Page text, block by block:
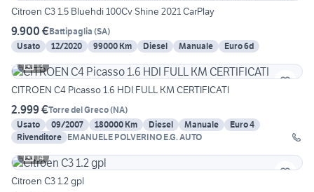
Citroen C3 1.5 Bluehdi 100Cv Shine 2021 CarPlay
9.900 €Battipaglia (SA)
Usato
12/2020 99000 Km Diesel Manuale
Euro 6d
13
CITROEN C4 Picasso 1.6 HDI FULL KM CERTIFICATI
2.999 €Torre del Greco(NA)
Usato
09/2007 180000 Km Diesel Manuale
Euro 4
Rivenditore EMANUELE POLVERINO E.G. AUTO
14
Citroen C3 1.2 gpl